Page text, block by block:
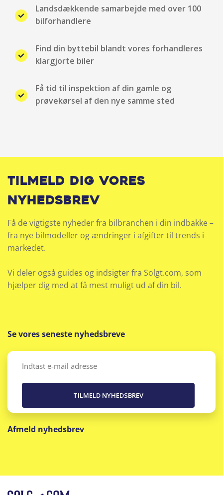
Isofix
Justerbart rat
Klimaanlæg
Mørk loftbeklædning
Parkeringssensor for/bag
Sædevarme for
Splitbagsæde
Udvendig temperaturmåler
USB stik
USB-C tilslutning
Landsdækkende samarbejde med over 100
bilforhandlere
Find din byttebil blandt vores forhandleres
klargjorte biler
Få tid til inspektion af din gamle og
prøvekørsel af den nye samme sted
Tilmeld dig vores
nyhedsbrev
Få de vigtigste nyheder fra bilbranchen i din indbakke –
fra nye bilmodeller og ændringer i afgifter til trends i
markedet.
Vi deler også guides og indsigter fra Solgt.com, som
hjælper dig med at få mest muligt ud af din bil.
Se vores seneste nyhedsbreve
Email
Afmeld nyhedsbrev